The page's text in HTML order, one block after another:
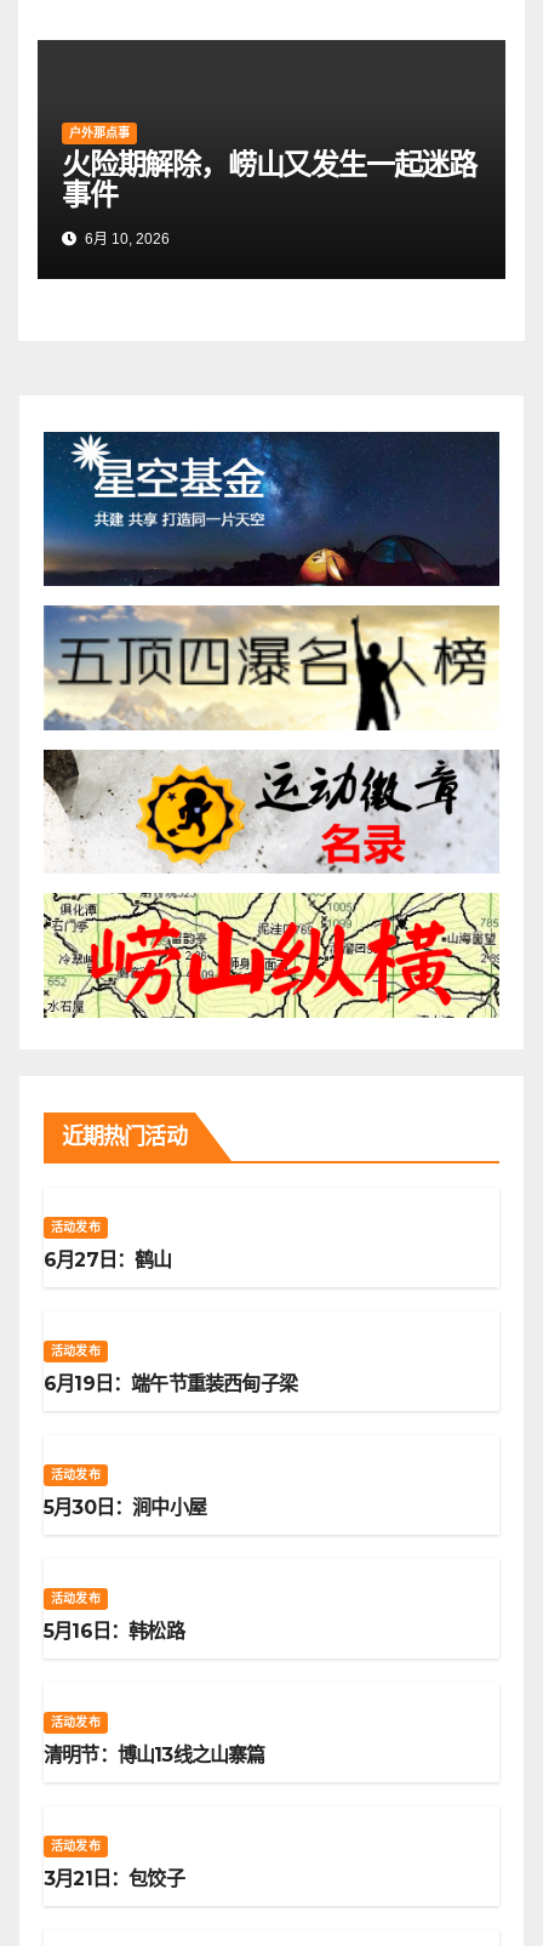
户外那点事
火险期解除，崂山又发生一起迷路
事件
6月 10, 2026
近期热门活动
活动发布
6月27日：鹤山
活动发布
6月19日：端午节重装西甸子梁
活动发布
5月30日：涧中小屋
活动发布
5月16日：韩松路
活动发布
清明节：博山13线之山寨篇
活动发布
3月21日：包饺子